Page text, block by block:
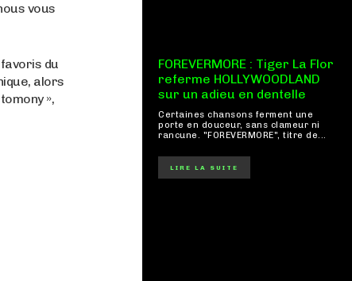
vous
du
alors
»,
FOREVERMORE : Tiger La Flor
referme HOLLYWOODLAND
sur un adieu en dentelle
Certaines chansons ferment une
porte en douceur, sans clameur ni
rancune. "FOREVERMORE", titre de...
LIRE LA SUITE